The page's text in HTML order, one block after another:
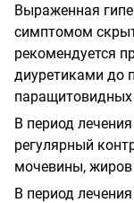
Выраженная
симптомом
рекомендуется
диуретиками до
паращитовидных
В период
регулярный
мочевины, жиров
В период